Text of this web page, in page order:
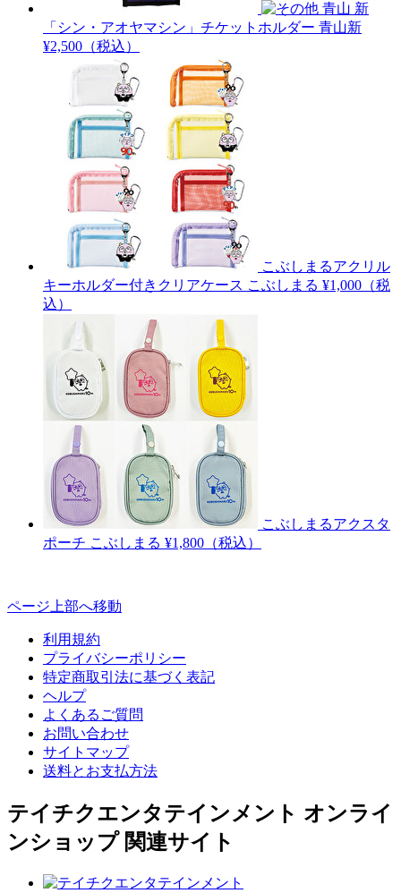
青山 新
「シン・アオヤマシン」チケットホルダー 青山新
¥2,500（税込）
こぶしまるアクリル
キーホルダー付きクリアケース こぶしまる ¥1,000（税
込）
こぶしまるアクスタ
ポーチ こぶしまる ¥1,800（税込）
ページ上部へ移動
利用規約
プライバシーポリシー
特定商取引法に基づく表記
ヘルプ
よくあるご質問
お問い合わせ
サイトマップ
送料とお支払方法
テイチクエンタテインメント オンライ
ンショップ 関連サイト